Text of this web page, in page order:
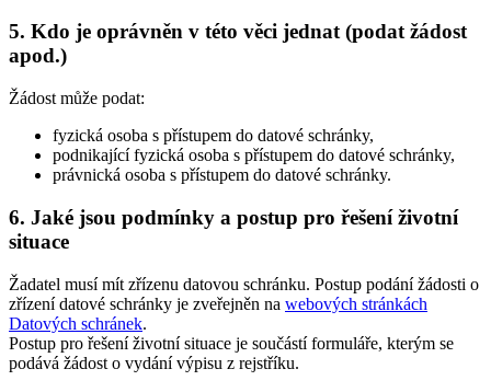
5. Kdo je oprávněn v této věci jednat (podat žádost
apod.)
Žádost může podat:
fyzická osoba s přístupem do datové schránky,
podnikající fyzická osoba s přístupem do datové schránky,
právnická osoba s přístupem do datové schránky.
6. Jaké jsou podmínky a postup pro řešení životní
situace
Žadatel musí mít zřízenu datovou schránku. Postup podání žádosti o
zřízení datové schránky je zveřejněn na webových stránkách
Datových schránek.
Postup pro řešení životní situace je součástí formuláře, kterým se
podává žádost o vydání výpisu z rejstříku.